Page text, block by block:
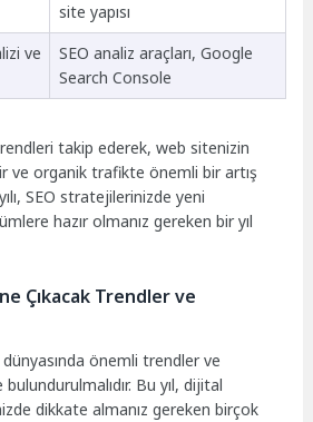
site yapısı
ve
SEO analiz araçları, Google
Search Console
takip ederek, web sitenizin
ve organik trafikte önemli bir artış
SEO stratejilerinizde yeni
hazır olmanız gereken bir yıl
Çıkacak Trendler ve
dünyasında önemli trendler ve
Bu yıl, dijital
dikkate almanız gereken birçok